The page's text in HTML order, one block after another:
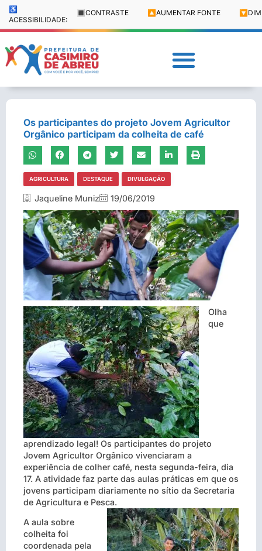
♿
ACESSIBILIDADE:
🔳 CONTRASTE 🔼 AUMENTAR FONTE 🔽
Os participantes do projeto Jovem Agricultor
Orgânico participam da colheita de café
AGRICULTURA DESTAQUE DIVULGAÇÃO
Jaqueline Muniz 19/06/2019
Olha
que
aprendizado legal! Os participantes do projeto
Jovem Agricultor Orgânico vivenciaram a
experiência de colher café, nesta segunda-feira, dia
17. A atividade faz parte das aulas práticas em que os
jovens participam diariamente no sítio da Secretaria
de Agricultura e Pesca.
A aula sobre
colheita foi
coordenada pela